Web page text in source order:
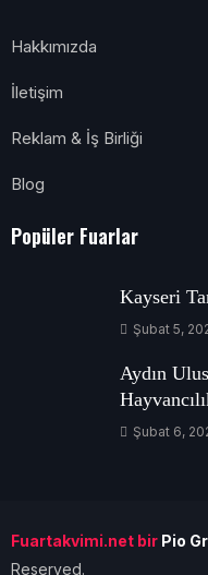
Hakkımızda
İletişim
Reklam & İş Birliği
Blog
Popüler Fuarlar
Kayseri
Şubat 5,
Aydın
Şubat 6,
Fuartakvimi.net bir Pio
Reserved.